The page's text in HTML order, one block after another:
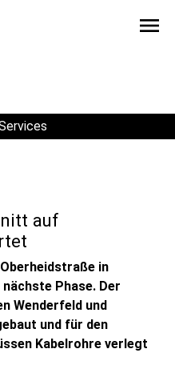
menu
auf
in
Phase. Der
Wenderfeld und
und für den
Kabelrohre verlegt